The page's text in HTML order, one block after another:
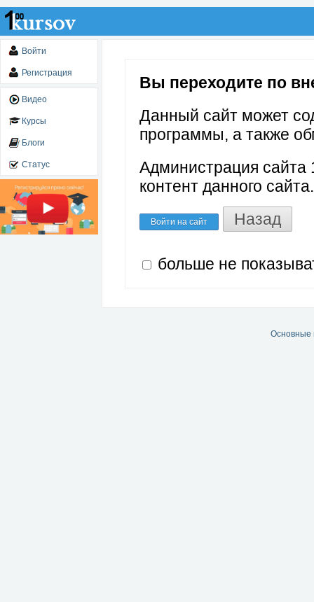
Войти
Регистрация
Видео
Курсы
Блоги
Статус
Вы переходите по
Данный сайт может
программы, а также
Администрация сайта
контент данного сайта.
Войти на сайт Назад
больше не
Основные